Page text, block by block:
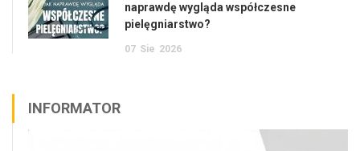
naprawdę wygląda współczesne
pielęgniarstwo?
07 Sie 2026
INFORMATOR